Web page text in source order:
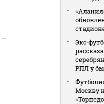
—
РПЛ у
Москву